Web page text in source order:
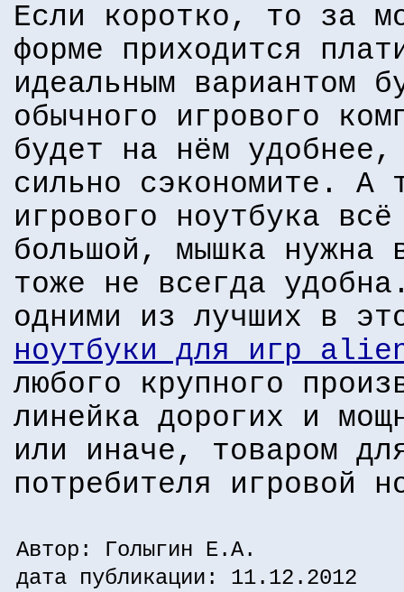
Если коротко, то за
форме приходится
идеальным вариантом
обычного игрового
будет на нём
сильно сэкономите. А
игрового ноутбука
большой, мышка нужна
тоже не всегда
одними из лучших в
ноутбуки для игр
любого крупного
линейка дорогих и
или иначе, товаром
потребителя игровой
Автор: Голыгин Е.А.
дата публикации: 11.12.2012